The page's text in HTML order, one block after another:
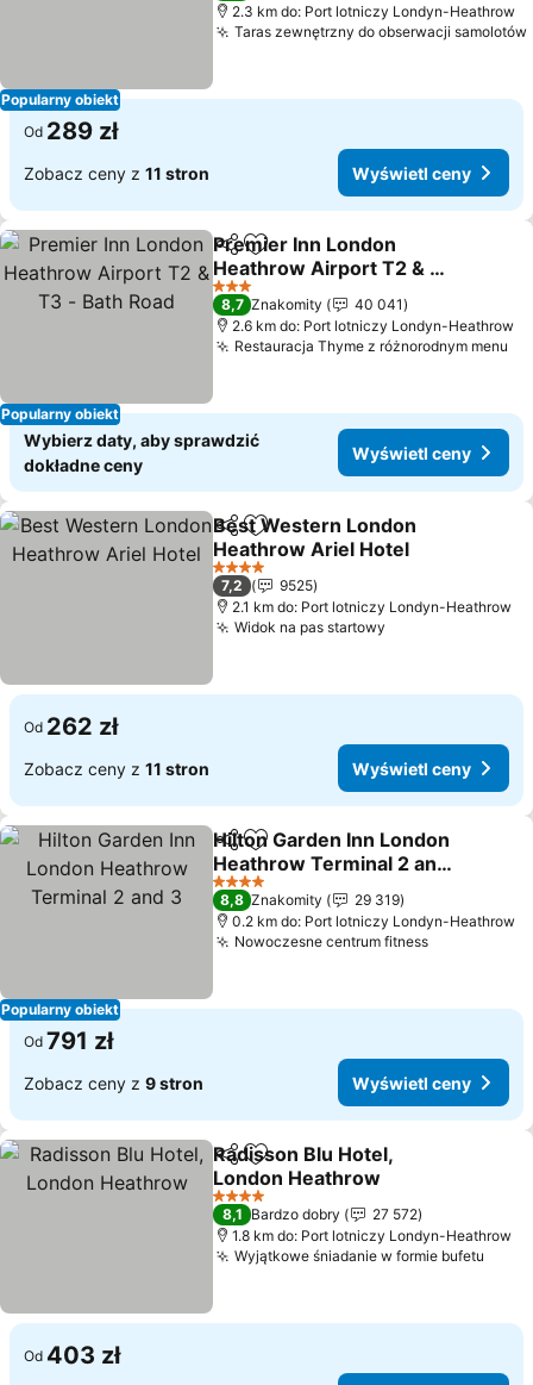
Popularny obiekt
2.3 km do: Port lotniczy Londyn-Heathrow
Taras zewnętrzny do obserwacji samolotów
Od 289 zł
Zobacz ceny z 11 stron Wyświetl ceny
Popularny obiekt
Udostępnij
Dodaj do ulubionych
Premier Inn London
Heathrow Airport T2 & T3
- Bath Road
Wyświetl ceny
3 Kategoria
8,7 Znakomity
40 041
2.6 km do: Port lotniczy Londyn-Heathrow
Restauracja Thyme z różnorodnym menu
Wybierz daty, aby sprawdzić
dokładne ceny
Wyświetl ceny
Udostępnij
Dodaj do ulubionych
Best Western London
Heathrow Ariel Hotel
Wyświetl ceny
4 Kategoria
7,2
9525
2.1 km do: Port lotniczy Londyn-Heathrow
Widok na pas startowy
Od 262 zł
Zobacz ceny z 11 stron Wyświetl ceny
Popularny obiekt
Udostępnij
Dodaj do ulubionych
Hilton Garden Inn London
Heathrow Terminal 2 and
3
Wyświetl ceny
4 Kategoria
8,8 Znakomity
29 319
0.2 km do: Port lotniczy Londyn-Heathrow
Nowoczesne centrum fitnessWyświetl
Od 791 zł
Zobacz ceny z 9 stron Wyświetl ceny
UdostępnijDodaj do ulubionych
Radisson Blu Hotel,
London Heathrow
Wyświetl ceny
4 Kategoria
8,1 Bardzo dobry
27 572
1.8 km do: Port lotniczy Londyn-Heathrow
Wyjątkowe śniadanie w formie bufetu
Od 403 zł